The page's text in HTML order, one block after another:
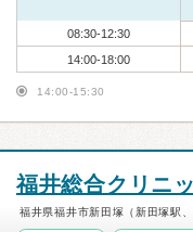
08:30-12:30
14:00-18:00
14:00-15:30
福井総合クリニ
福井県福井市新田塚（新田塚駅、